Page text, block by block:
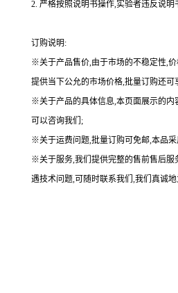
2. 严格按照说明书操作,实验者违反说明
订购说明:
※关于产品售价,由于市场的不稳定性,
提供当下公允的市场价格,批量订购还可
※关于产品的具体信息,本页面展示的内
可以咨询我们;
※关于运费问题,批量订购可免邮,本品
※关于服务,我们提供完整的售前售后服
遇技术问题,可随时联系我们,我们真诚地